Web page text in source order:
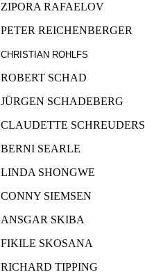
ZIPORA RAFAELOV
PETER REICHENBERGER
CHRISTIAN ROHLFS
ROBERT SCHAD
JÜRGEN SCHADEBERG
CLAUDETTE SCHREUDERS
BERNI SEARLE
LINDA SHONGWE
CONNY SIEMSEN
ANSGAR SKIBA
FIKILE SKOSANA
RICHARD TIPPING